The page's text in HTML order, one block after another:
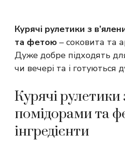
Курячі рулетики з
та фетою – соковита та
Дуже добре підходять
чи вечері та і готуються
Курячі рулетики
помідорами та
інгредієнти